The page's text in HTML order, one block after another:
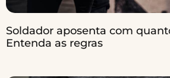
Soldador aposenta com
Entenda as regras